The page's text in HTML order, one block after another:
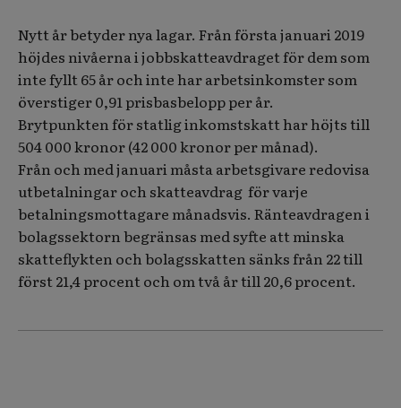
Nytt år betyder nya lagar. Från första januari 2019
höjdes nivåerna i jobbskatteavdraget för dem som
inte fyllt 65 år och inte har arbetsinkomster som
överstiger 0,91 prisbasbelopp per år.
Brytpunkten för statlig inkomstskatt har höjts till
504 000 kronor (42 000 kronor per månad).
Från och med januari måsta arbetsgivare redovisa
utbetalningar och skatteavdrag för varje
betalningsmottagare månadsvis. Ränteavdragen i
bolagssektorn begränsas med syfte att minska
skatteflykten och bolagsskatten sänks från 22 till
först 21,4 procent och om två år till 20,6 procent.